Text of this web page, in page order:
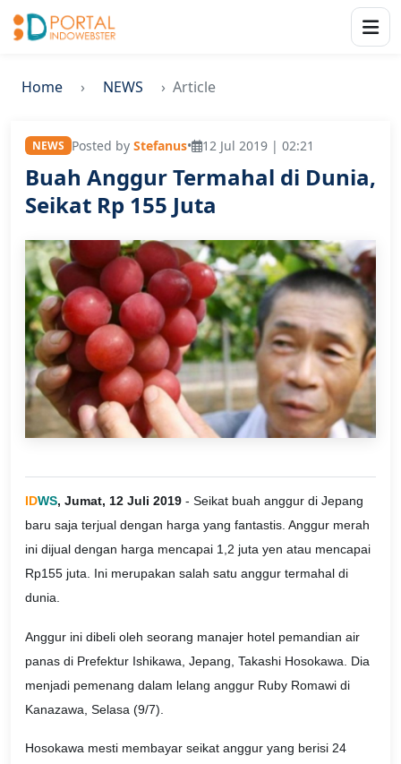
Home NEWS Article
NEWS Posted by Stefanus• 12 Jul 2019 | 02:21
Buah Anggur Termahal di Dunia,
Seikat Rp 155 Juta
IDWS, Jumat, 12 Juli 2019 - Seikat buah anggur di Jepang
baru saja terjual dengan harga yang fantastis. Anggur merah
ini dijual dengan harga mencapai 1,2 juta yen atau mencapai
Rp155 juta. Ini merupakan salah satu anggur termahal di
dunia.
Anggur ini dibeli oleh seorang manajer hotel pemandian air
panas di Prefektur Ishikawa, Jepang, Takashi Hosokawa. Dia
menjadi pemenang dalam lelang anggur Ruby Romawi di
Kanazawa, Selasa (9/7).
Hosokawa mesti membayar seikat anggur yang berisi 24